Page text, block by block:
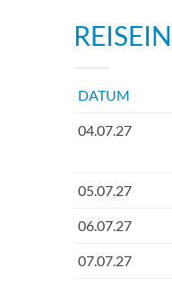
DATUM
04.07.27
05.07.27
06.07.27
07.07.27